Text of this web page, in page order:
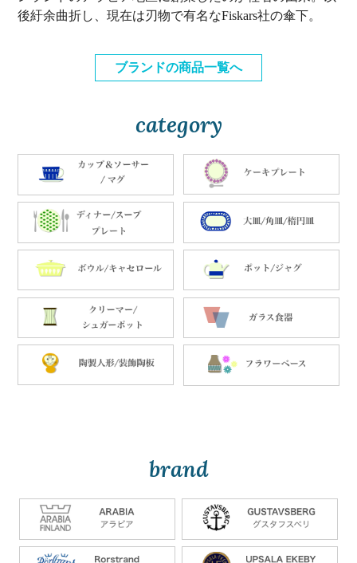
後紆余曲折し、現在は刃物で有名なFiskars社の傘下。
ブランドの商品一覧へ
category
brand